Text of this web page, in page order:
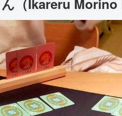
（Ikareru Morino